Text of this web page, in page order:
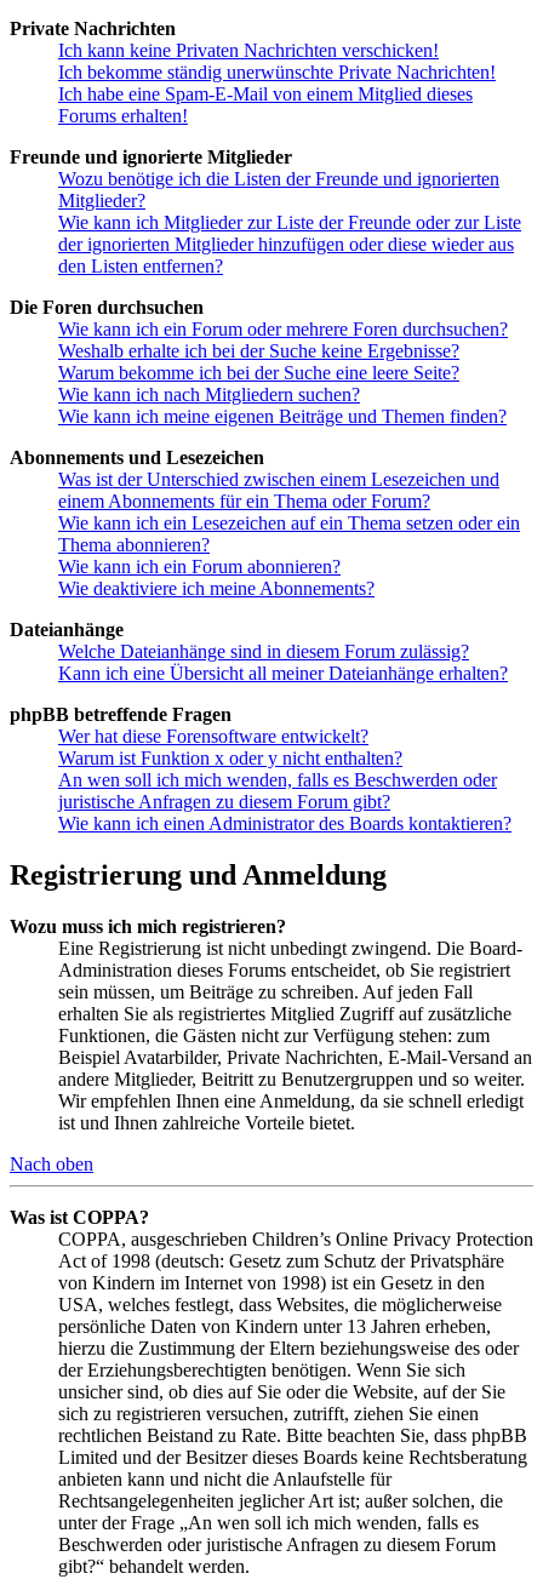
Private Nachrichten
Ich kann keine Privaten Nachrichten verschicken!
Ich bekomme ständig unerwünschte Private Nachrichten!
Ich habe eine Spam-E-Mail von einem Mitglied dieses
Forums erhalten!
Freunde und ignorierte Mitglieder
Wozu benötige ich die Listen der Freunde und ignorierten
Mitglieder?
Wie kann ich Mitglieder zur Liste der Freunde oder zur Liste
der ignorierten Mitglieder hinzufügen oder diese wieder aus
den Listen entfernen?
Die Foren durchsuchen
Wie kann ich ein Forum oder mehrere Foren durchsuchen?
Weshalb erhalte ich bei der Suche keine Ergebnisse?
Warum bekomme ich bei der Suche eine leere Seite?
Wie kann ich nach Mitgliedern suchen?
Wie kann ich meine eigenen Beiträge und Themen finden?
Abonnements und Lesezeichen
Was ist der Unterschied zwischen einem Lesezeichen und
einem Abonnements für ein Thema oder Forum?
Wie kann ich ein Lesezeichen auf ein Thema setzen oder ein
Thema abonnieren?
Wie kann ich ein Forum abonnieren?
Wie deaktiviere ich meine Abonnements?
Dateianhänge
Welche Dateianhänge sind in diesem Forum zulässig?
Kann ich eine Übersicht all meiner Dateianhänge erhalten?
phpBB betreffende Fragen
Wer hat diese Forensoftware entwickelt?
Warum ist Funktion x oder y nicht enthalten?
An wen soll ich mich wenden, falls es Beschwerden oder
juristische Anfragen zu diesem Forum gibt?
Wie kann ich einen Administrator des Boards kontaktieren?
Registrierung und Anmeldung
Wozu muss ich mich registrieren?
Eine Registrierung ist nicht unbedingt zwingend. Die Board-
Administration dieses Forums entscheidet, ob Sie registriert
sein müssen, um Beiträge zu schreiben. Auf jeden Fall
erhalten Sie als registriertes Mitglied Zugriff auf zusätzliche
Funktionen, die Gästen nicht zur Verfügung stehen: zum
Beispiel Avatarbilder, Private Nachrichten, E-Mail-Versand an
andere Mitglieder, Beitritt zu Benutzergruppen und so weiter.
Wir empfehlen Ihnen eine Anmeldung, da sie schnell erledigt
ist und Ihnen zahlreiche Vorteile bietet.
Nach oben
Was ist COPPA?
COPPA, ausgeschrieben Children’s Online Privacy Protection
Act of 1998 (deutsch: Gesetz zum Schutz der Privatsphäre
von Kindern im Internet von 1998) ist ein Gesetz in den
USA, welches festlegt, dass Websites, die möglicherweise
persönliche Daten von Kindern unter 13 Jahren erheben,
hierzu die Zustimmung der Eltern beziehungsweise des oder
der Erziehungsberechtigten benötigen. Wenn Sie sich
unsicher sind, ob dies auf Sie oder die Website, auf der Sie
sich zu registrieren versuchen, zutrifft, ziehen Sie einen
rechtlichen Beistand zu Rate. Bitte beachten Sie, dass phpBB
Limited und der Besitzer dieses Boards keine Rechtsberatung
anbieten kann und nicht die Anlaufstelle für
Rechtsangelegenheiten jeglicher Art ist; außer solchen, die
unter der Frage „An wen soll ich mich wenden, falls es
Beschwerden oder juristische Anfragen zu diesem Forum
gibt?“ behandelt werden.